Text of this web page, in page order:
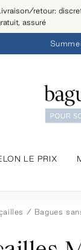
retour:
assuré
LE PRIX
Bagues